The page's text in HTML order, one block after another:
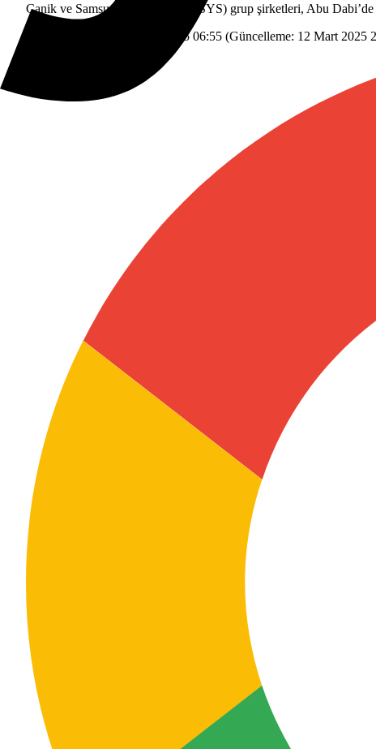
Canik ve Samsun Yurt Savunma (SYS) grup şirketleri, Abu
22 Şubat 2025 06:55 (Güncelleme: 12 Mart 2025